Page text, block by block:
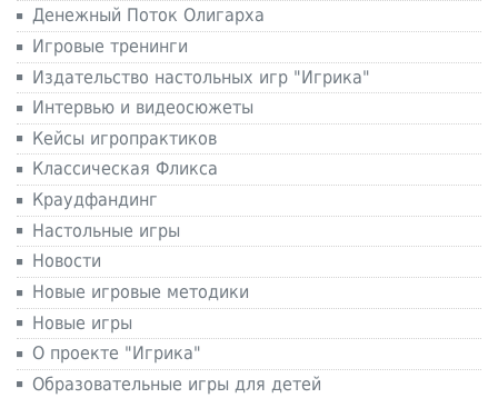
Денежный Поток Олигарха
Игровые тренинги
Издательство настольных игр "Игрика"
Интервью и видеосюжеты
Кейсы игропрактиков
Классическая Фликса
Краудфандинг
Настольные игры
Новости
Новые игровые методики
Новые игры
О проекте "Игрика"
Образовательные игры для детей